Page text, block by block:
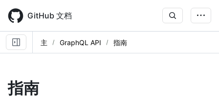
main
content
GitHub 文档
主 GraphQL API 指南
指南